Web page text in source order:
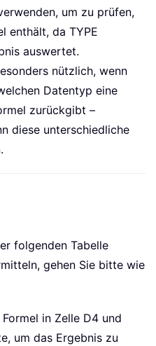
um zu prüfen,
enthält, da TYPE
auswertet.
nützlich, wenn
Datentyp eine
zurückgibt –
diese unterschiedliche
folgenden Tabelle
gehen Sie bitte wie
in Zelle D4 und
um das Ergebnis zu